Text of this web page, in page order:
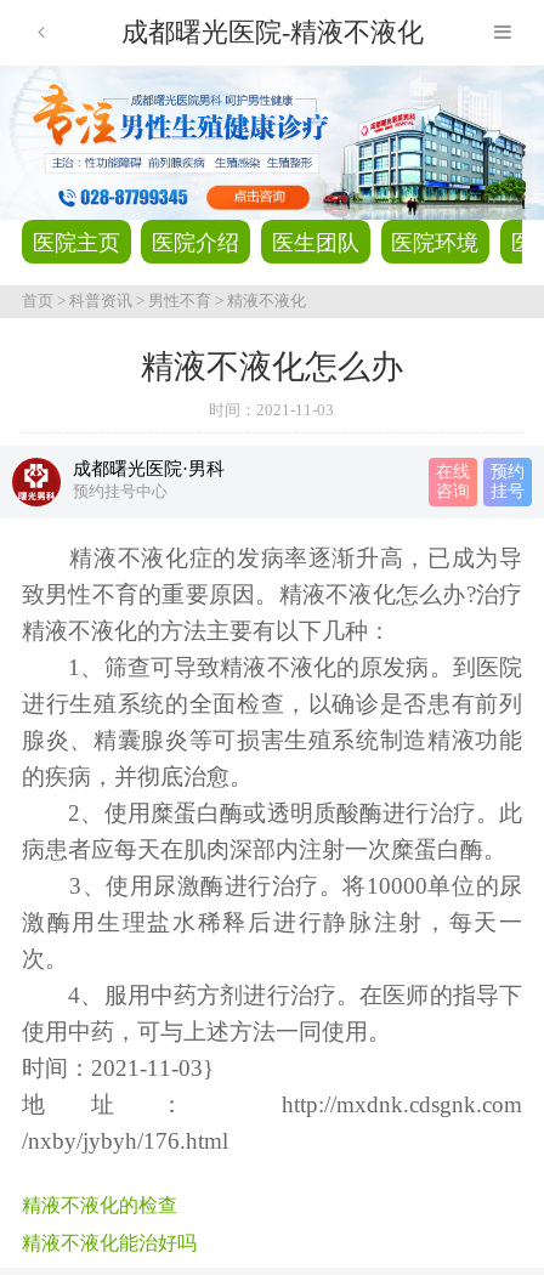
成都曙光医院-精液不液化
医院主页 医院介绍 医生团队 医院环境 医
首页> 科普资讯> 男性不育> 精液不液化
精液不液化怎么办
时间：2021-11-03
成都曙光医院·男科
预约挂号中心
在线
咨询
预约
挂号
精液不液化症的发病率逐渐升高，已成为导
致男性不育的重要原因。精液不液化怎么办?治疗
精液不液化的方法主要有以下几种：
1、筛查可导致精液不液化的原发病。到医院
进行生殖系统的全面检查，以确诊是否患有前列
腺炎、精囊腺炎等可损害生殖系统制造精液功能
的疾病，并彻底治愈。
2、使用糜蛋白酶或透明质酸酶进行治疗。此
病患者应每天在肌肉深部内注射一次糜蛋白酶。
3、使用尿激酶进行治疗。将10000单位的尿
激酶用生理盐水稀释后进行静脉注射，每天一
次。
4、服用中药方剂进行治疗。在医师的指导下
使用中药，可与上述方法一同使用。
时间：2021-11-03}
地址：
http://mxdnk.cdsgnk.com
/nxby/jybyh/176.html
精液不液化的检查
精液不液化能治好吗